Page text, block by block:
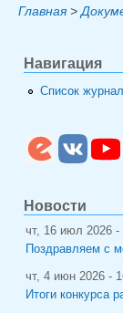
Главная >
Навигация
Список
Новости
чт, 16 июл 2026 -
Поздравляем с
чт, 4 июн 2026 -
Итоги конкурса